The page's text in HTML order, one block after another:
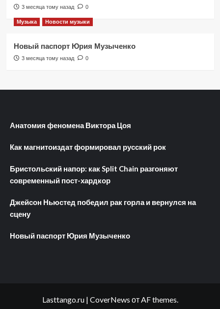
3 месяца тому назад 0
Музыка Новости музыки
Новый паспорт Юрия Музыченко
3 месяца тому назад 0
Анатомия феномена Виктора Цоя
Как магнитоиздат формировал русский рок
Бристольский напор: как Split Chain разгоняют
современный пост-хардкор
Джейсон Ньюстед победил рак горла и вернулся на
сцену
Новый паспорт Юрия Музыченко
Lasttango.ru | CoverNews от AF themes.